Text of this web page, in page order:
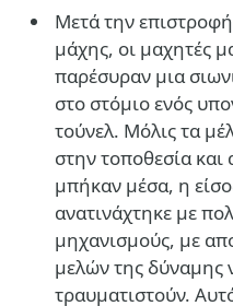
Mετά την
μάχης, οι μαχητές
παρέσυραν μια
στο στόμιο ενός
τούνελ. Μόλις τα
στην τοποθεσία και
μπήκαν μέσα, η
ανατινάχτηκε με
μηχανισμούς, με
μελών της δύναμης
τραυματιστούν.